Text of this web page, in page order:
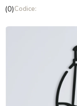
La
media
(0)